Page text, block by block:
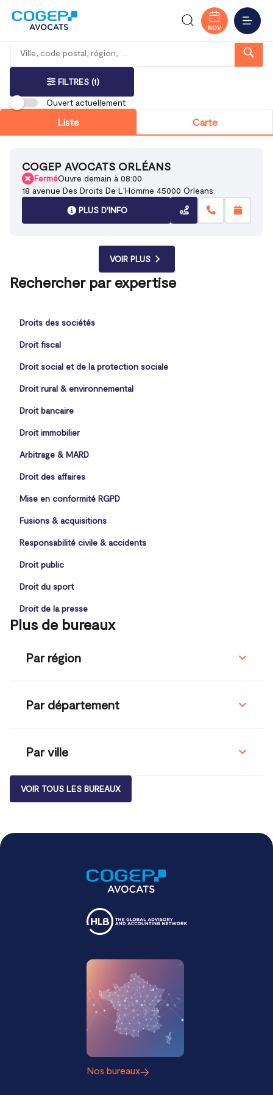
MENU
RDV
Accueil Trouver votre bureau
Centre-Val de Loire
Loiret
Orléans
Rechercher
Veuillez
renseigner
adresse
{{count}}
résultat(s)
FILTRES (1)
Ouvert actuellement
Liste Carte
COGEP AVOCATS ORLÉANS
FerméOuvre demain à 08:00
18 avenue Des Droits De L'Homme 45000 Orleans
PLUS D'INFO
VOIR PLUS
Rechercher par expertise
Droits des sociétés
Droit fiscal
Droit social et de la protection sociale
Droit rural & environnemental
Droit bancaire
Droit immobilier
Arbitrage & MARD
Droit des affaires
Mise en conformité RGPD
Fusions & acquisitions
Responsabilité civile & accidents
Droit public
Droit du sport
Droit de la presse
Plus de bureaux
Par région
Par département
Par ville
VOIR TOUS LES BUREAUX
Nos bureaux